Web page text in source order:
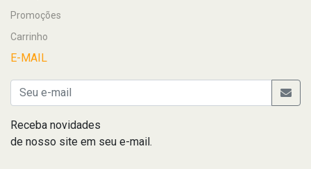
Promoções
Carrinho
E-MAIL
Receba novidades
de nosso site em seu e-mail.